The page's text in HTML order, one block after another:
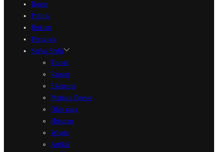
Home
Politik
Hukum
Peristiwa
Serba Serbi
Travel
Ragam
Ekonomi
Mutiara Bnews
Olah raga
Hiburan
Wisata
Artikel